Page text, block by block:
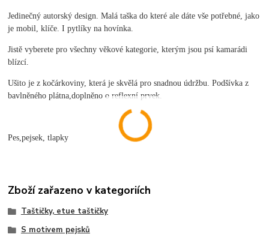
Jedinečný autorský design. Malá taška do které ale dáte vše potřebné, jako
je mobil, klíče. I pytlíky na hovínka.
Jistě vyberete pro všechny věkové kategorie, kterým jsou psí kamarádi
blízcí.
Ušito je z kočárkoviny, která je skvělá pro snadnou údržbu. Podšívka z
bavlněného plátna,doplněno o reflexní prvek.
Pes,pejsek, tlapky
Zboží zařazeno v kategoriích
Taštičky, etue taštičky
S motivem pejsků